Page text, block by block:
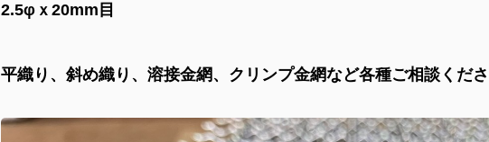
2.5φｘ20mm目
平織り、斜め織り、溶接金網、クリンプ金網など各種ご相談くだ